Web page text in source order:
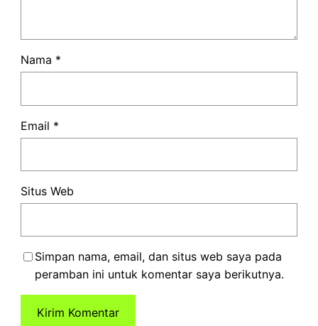
Nama *
Email *
Situs Web
Simpan nama, email, dan situs web saya pada
peramban ini untuk komentar saya berikutnya.